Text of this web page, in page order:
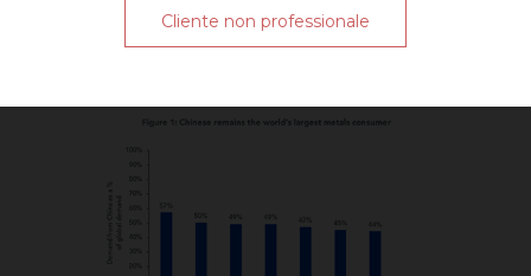
Cliente non professionale